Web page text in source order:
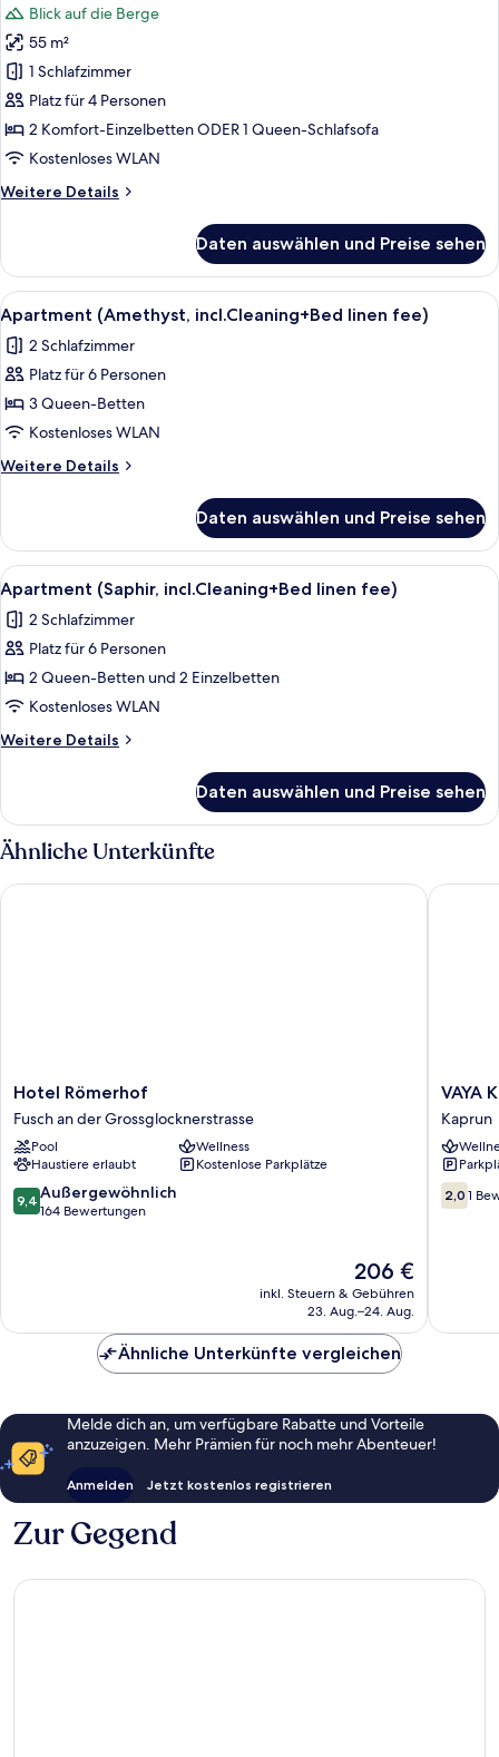
für
Familien-
Studiosuite
(Rubin,
incl.Cleaning+Bed
linen
anzeigen
Blick auf die Berge
55 m²
1 Schlafzimmer
Platz für 4 Personen
2 Komfort-Einzelbetten ODER 1 Queen-Schlafsofa
Kostenloses WLAN
Weitere Details
Weitere
Studiosuite
(Rubin,
incl.Cleaning+Bed
linen
fee)
Daten auswählen und Preise sehen
Alle
Fotos
für
Apartment
(Amethyst,
incl.Cleaning+Bed
linen
fee)
Ein Zimmer mit Holzboden, einem
7
Apartment (Amethyst, incl.Cleaning+Bed linen fee)
2 Schlafzimmer
Platz für 6 Personen
3 Queen-Betten
Kostenloses WLAN
Weitere Details
Weitere
(Amethyst,
incl.Cleaning+Bed
linen
fee)
Daten auswählen und Preise sehen
Alle
Fotos
für
Apartment
(Saphir,
incl.Cleaning+Bed
linen
fee)
Ein Essbereich mit Holztisch,
4
Apartment (Saphir, incl.Cleaning+Bed linen fee)
2 Schlafzimmer
Platz für 6 Personen
2 Queen-Betten und 2 Einzelbetten
Kostenloses WLAN
Weitere Details
Weitere
(Saphir,
incl.Cleaning+Bed
linen
fee)
Daten auswählen und Preise sehen
Ähnliche Unterkünfte
Hotel
Römerhof
Fusch
an
der
Grossglocknerstrasse
Hotel Römerhof
Fusch an der Grossglocknerstrasse
Pool
Wellness
Haustiere erlaubt
Kostenlose Parkplätze
9.4
von
9,4 Außergewöhnlich
164 Bewertungen
Der
Preis
beträgt
206 €
inkl. Steuern & Gebühren
23. Aug.–24. Aug.
Hotel Römerhof
VAYA
Kaprun
Kaprun
VAYA
Kaprun
2.0
von
2,0 1
VAYA
Ähnliche Unterkünfte vergleichen
Melde dich an, um verfügbare Rabatte und Vorteile
anzuzeigen. Mehr Prämien für noch mehr Abenteuer!
Anmelden Jetzt kostenlos registrieren
Zur Gegend